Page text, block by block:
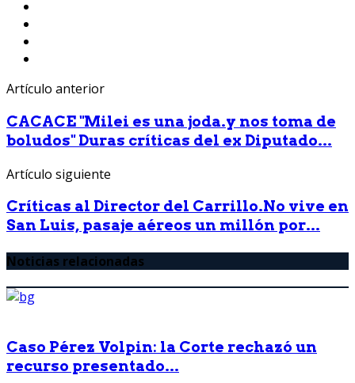
Artículo anterior
CACACE "Milei es una joda.y nos toma de
boludos" Duras críticas del ex Diputado...
Artículo siguiente
Críticas al Director del Carrillo.No vive en
San Luis, pasaje aéreos un millón por...
Noticias relacionadas
Caso Pérez Volpin: la Corte rechazó un
recurso presentado...